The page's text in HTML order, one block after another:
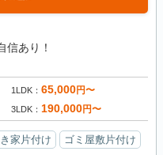
信あり！
1LDK 65,000円〜
3LDK 190,000円〜
家片付け
ゴミ屋敷片付け